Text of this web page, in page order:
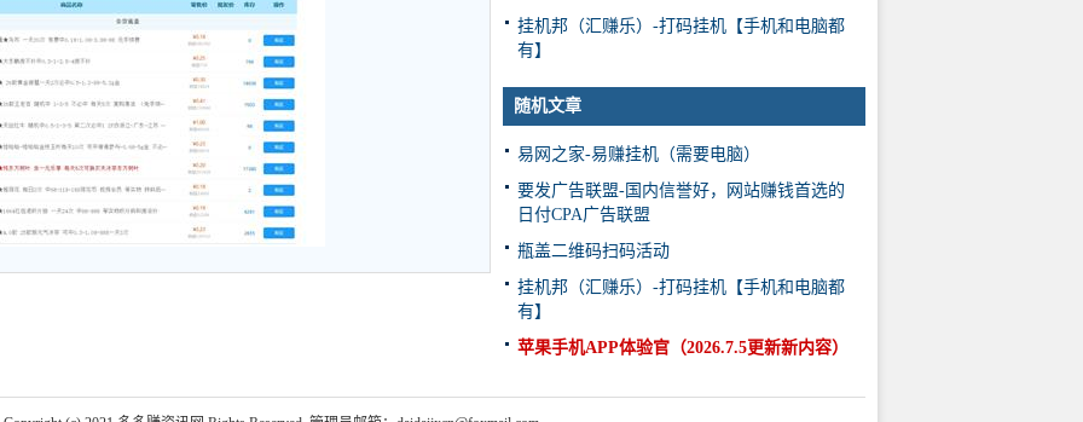
挂机邦（汇赚乐）-打码挂机【手机和电脑都
有】
随机文章
易网之家-易赚挂机（需要电脑）
要发广告联盟-国内信誉好，网站赚钱首选的
日付CPA广告联盟
瓶盖二维码扫码活动
挂机邦（汇赚乐）-打码挂机【手机和电脑都
有】
苹果手机APP体验官（2026.7.5更新新内容）